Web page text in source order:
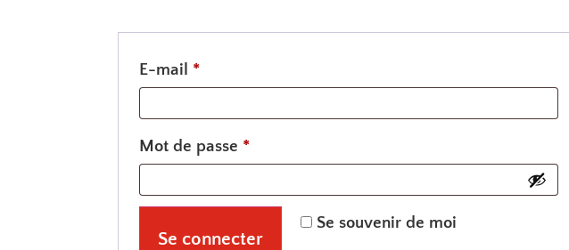
E-mail *
Mot de passe *
Se souvenir de moi
Se connecter